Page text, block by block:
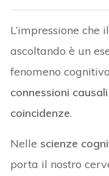
L’impressione che
ascoltando è un
fenomeno
connessioni
coincidenze.
Nelle scienze
porta il nostro